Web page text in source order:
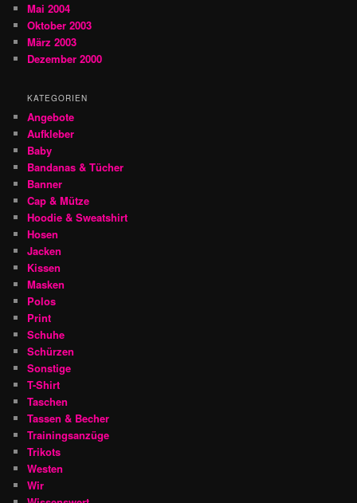
Mai 2004
Oktober 2003
März 2003
Dezember 2000
KATEGORIEN
Angebote
Aufkleber
Baby
Bandanas & Tücher
Banner
Cap & Mütze
Hoodie & Sweatshirt
Hosen
Jacken
Kissen
Masken
Polos
Print
Schuhe
Schürzen
Sonstige
T-Shirt
Taschen
Tassen & Becher
Trainingsanzüge
Trikots
Westen
Wir